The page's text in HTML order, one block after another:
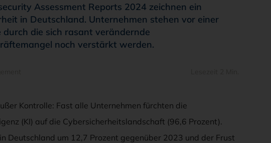
Assessment Reports 2024 zeichnen ein
in Deutschland. Unternehmen stehen vor einer
die sich rasant verändernde
noch verstärkt werden.
Kontrolle: Fast alle Unternehmen fürchten die
(KI) auf die Cybersicherheitslandschaft (96,6 Prozent).
Deutschland um 12,7 Prozent gegenüber 2023 und der Frust